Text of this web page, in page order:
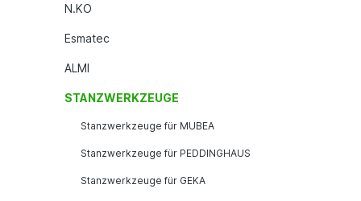
N.KO
Esmatec
ALMI
STANZWERKZEUGE
Stanzwerkzeuge für MUBEA
Stanzwerkzeuge für PEDDINGHAUS
Stanzwerkzeuge für GEKA